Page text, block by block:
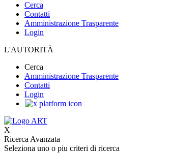
Cerca
Contatti
Amministrazione Trasparente
Login
L'AUTORITÀ
Cerca
Amministrazione Trasparente
Contatti
Login
X
Ricerca Avanzata
Seleziona uno o piu criteri di ricerca